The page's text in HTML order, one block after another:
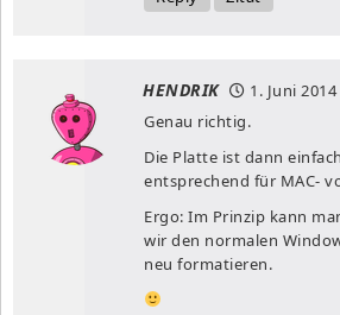
HENDRIK 1. Juni 2014
Genau richtig.
Die Platte ist dann
entsprechend für MAC-
Ergo: Im Prinzip kann
wir den normalen
neu formatieren.